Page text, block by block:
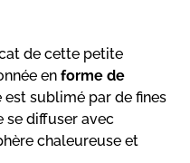
de cette petite
enforme de
est sublimé par de fines
se diffuser avec
chaleureuse et